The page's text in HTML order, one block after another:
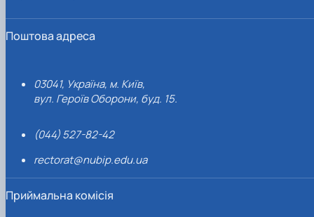
Поштова адреса
03041, Україна, м. Київ,
вул. Героїв Оборони, буд. 15.
(044) 527-82-42
rectorat@nubip.edu.ua
Приймальна комісія